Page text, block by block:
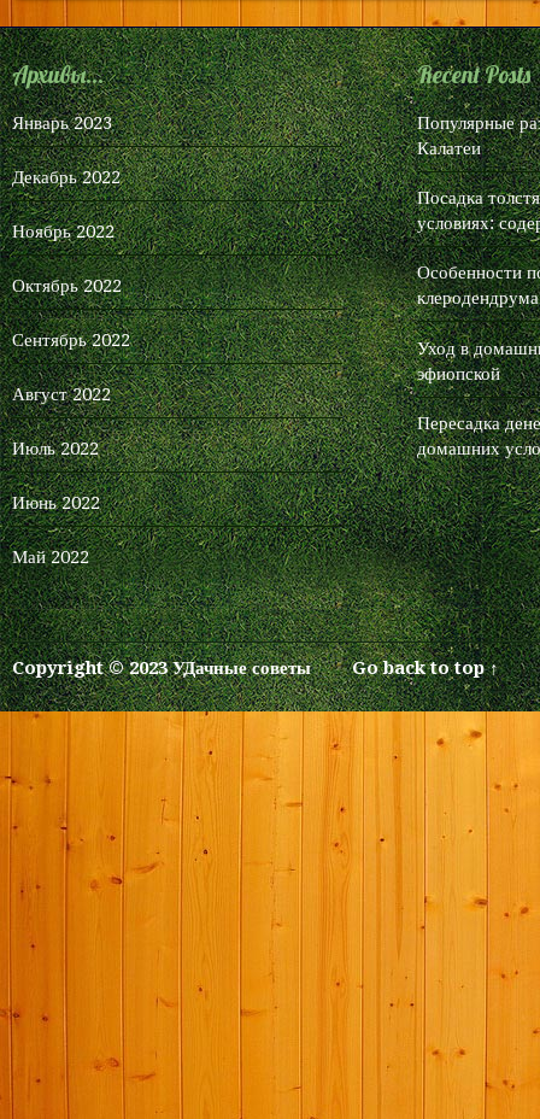
Архивы...
Январь 2023
Декабрь 2022
Ноябрь 2022
Октябрь 2022
Сентябрь 2022
Август 2022
Июль 2022
Июнь 2022
Май 2022
Recent Posts
Популярные
Калатеи
Посадка
условиях:
Особенности
Уход в
эфиопской
Пересадка
домашних
Copyright © 2023 УДачные советы Go back to top ↑